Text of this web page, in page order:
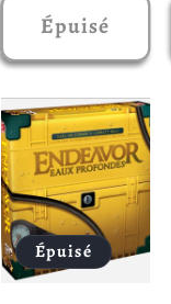
Épuisé
Épuisé